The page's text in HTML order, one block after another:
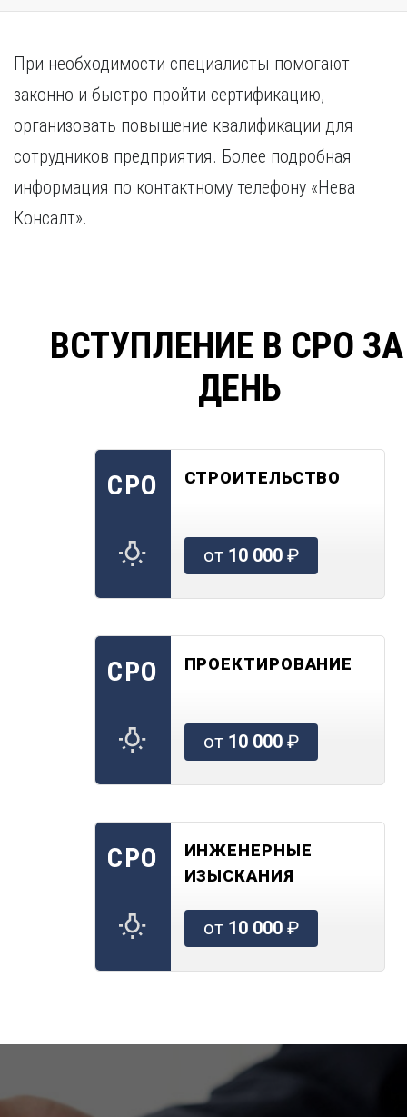
При необходимости специалисты помогают
законно и быстро пройти сертификацию,
организовать повышение квалификации для
сотрудников предприятия. Более подробная
информация по контактному телефону «Нева
Консалт».
ВСТУПЛЕНИЕ В СРО
ДЕНЬ
СРО СТРОИТЕЛЬСТВО
от 10 000₽
СРО ПРОЕКТИРОВАНИЕ
от 10 000₽
СРО
ИНЖЕНЕРНЫЕ
ИЗЫСКАНИЯ
от 10 000₽